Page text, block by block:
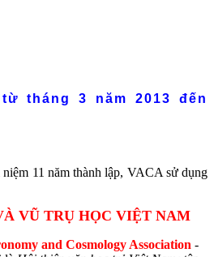
tháng 3 năm 2013 đến
11 năm thành lập, VACA sử dụng
VŨ TRỤ HỌC VIỆT NAM
and Cosmology Association -